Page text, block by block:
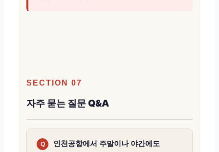
SECTION 07
자주 묻는 질문 Q&A
Q
인천공항에서 주말이나 야간에도